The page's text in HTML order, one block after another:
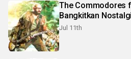
The Commodores
Bangkitkan
Jul 11th